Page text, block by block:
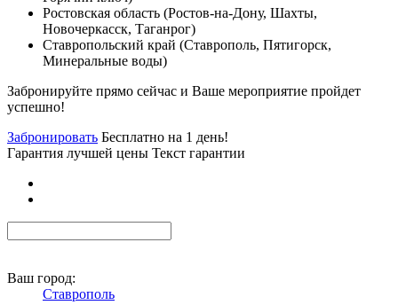
Ростовская область (Ростов-на-Дону, Шахты,
Новочеркасск, Таганрог)
Ставропольский край (Ставрополь, Пятигорск,
Минеральные воды)
Забронируйте прямо сейчас и Ваше мероприятие пройдет
успешно!
Забронировать Бесплатно на 1 день!
Гарантия лучшей цены Текст гарантии
Ваш город:
Ставрополь